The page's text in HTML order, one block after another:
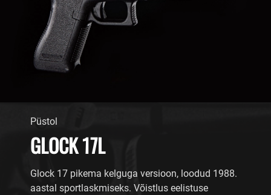
Püstol
GLOCK 17L
Glock 17 pikema kelguga versioon, loodud 1988.
aastal sportlaskmiseks. Võistlus eelistuse